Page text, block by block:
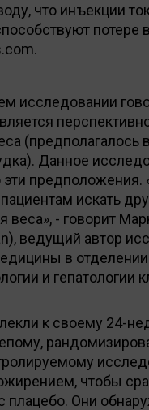
что инъекции
потере
исследовании
(предполагалось
Данное
предположения.
искать
веса», - говорит
ведущий автор
в отделении
и гепатологии
к своему 24-
чтобы
плацебо. Они